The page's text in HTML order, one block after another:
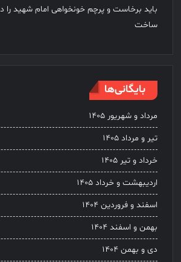
باید برخاست و پرچم خونخواهی امام شهید را
ساخت
بایگانی‌ها
مرداد و شهریور ۱۴۰۵
تیر و مرداد ۱۴۰۵
خرداد و تیر ۱۴۰۵
اردیبهشت و خرداد ۱۴۰۵
اسفند و فروردین ۱۴۰۴
بهمن و اسفند ۱۴۰۴
دی و بهمن ۱۴۰۴